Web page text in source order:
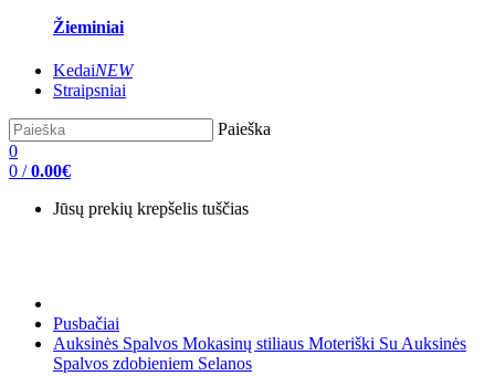
Žieminiai
KedaiNEW
Straipsniai
Paieška
0
0 / 0.00€
Jūsų prekių krepšelis tuščias
Pusbačiai
Auksinės Spalvos Mokasinų stiliaus Moteriški Su Auksinės
Spalvos zdobieniem Selanos